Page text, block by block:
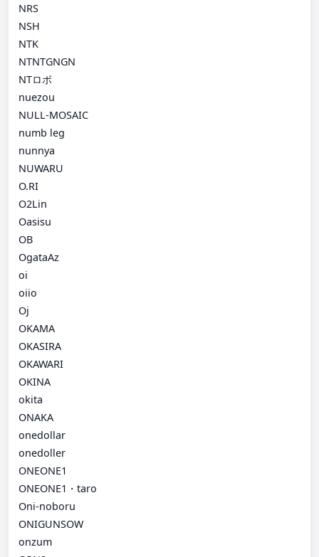
NRS
NSH
NTK
NTNTGNGN
NTロボ
nuezou
NULL-MOSAIC
numb leg
nunnya
NUWARU
O.RI
O2Lin
Oasisu
OB
OgataAz
oi
oiio
Oj
OKAMA
OKASIRA
OKAWARI
OKINA
okita
ONAKA
onedollar
onedoller
ONEONE1
ONEONE1・taro
Oni-noboru
ONIGUNSOW
onzum